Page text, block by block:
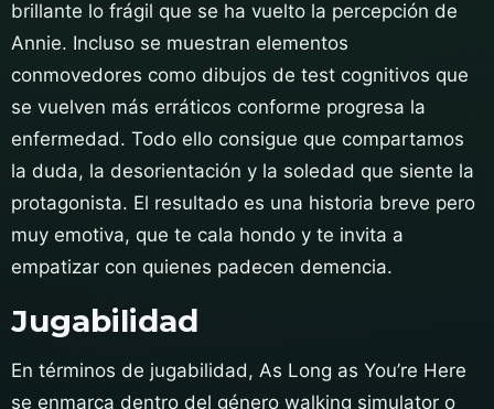
brillante lo frágil que se ha vuelto la percepción de
Annie. Incluso se muestran elementos
conmovedores como dibujos de test cognitivos que
se vuelven más erráticos conforme progresa la
enfermedad. Todo ello consigue que compartamos
la duda, la desorientación y la soledad que siente la
protagonista. El resultado es una historia breve pero
muy emotiva, que te cala hondo y te invita a
empatizar con quienes padecen demencia.
Jugabilidad
En términos de jugabilidad, As Long as You’re Here
se enmarca dentro del género walking simulator o